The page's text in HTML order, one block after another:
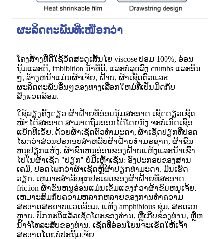
ຜະລິດຕະພັນທີ່ເໜືອກວ່າ
ໂຄງສ້າງທີ່ດີໃຊ້ວັດສະດຸເສັ້ນໄຍ viscose ປອມ 100%, ອ່ອນ
ນຸ້ມແລະດີ, imbibition ນ້ໍາທີ່ດີ, ແລະບໍ່ລຸດລົງ crumbs ແລະອື່ນ
ໆ, ລ້າງຫນ້າແມ່ນຜ້າເຈ້ຍ, ຝ້າຍ, ຜ້າເຊັດຕົວແລະ
ຜະລິດຕະພັນອື່ນໆຂອງທາງເລືອກໃຫມ່ທີ່ເປັນມິດກັບ
ສິ່ງແວດລ້ອມ.
ໃຊ້ພຽງຄັ້ງດຽວ ຜ້າຝ້າຍທີ່ອ່ອນນຸ້ມສະອາດ ເຊັດດຽວເຊັດ
ໜ້າໄດ້ສະອາດ ສາມາດຖິ້ມອອກໄດ້ໂດຍກົງ ຈະບໍ່ເກີດເຊື້ອ
ແບັກທີເຣັຍ. ດ້ວຍຜ້າເຊັດຕົວທໍາມະດາ, ຜ້າເຊັດປຽກທີ່ປອດ
ໄພກວ່າສ່ວນປະກອບສໍາຫລັບຜ້າຝ້າຍທໍາມະຊາດ, ຜ້າຂົນ
ຫນູປຽກແຫ້ງ, ຜ້າຂົນຫນູອ່ອນຂອງຝ້າຍແຫ້ງແລະນ້ໍາເຂົ້າ
ໄປໃນຜ້າເຊັດ "ປຽກ" ບໍ່ມີເຫຼົ້າເຊັ່ນ: ອົງປະກອບຂອງສານ
ເຄມີ, ປອດໄພກວ່າຜ້າເຊັດຫຼືຜ້າປຽກທໍາມະດາ. ມັນເຮັດ
ວຽກ. ເຫມາະສໍາລັບທຸກປະເພດຂອງຜ້າຝ້າຍທີ່ສະອາດ
friction ຜ້າຂົນຫນູອ່ອນແມ່ນເຂັ້ມແຂງກ່ວາຜ້າຂົນຫນູເຈ້ຍ,
ເຫມາະສົມກັບຄວາມຫລາກຫລາຍຂອງການທໍາຄວາມ
ສະອາດສະພາບແວດລ້ອມ, ແຫ້ງ amphibious ຊຸ່ມ, ສະດວກ
ຫຼາຍ. ປົກກະຕິແລ້ວເຊັດໂຕະຂອງທ່ານ, ຫຼືເກີບຂອງທ່ານ, ຫຼືຫ
ນ້າຈໍໂທລະສັບຂອງທ່ານ. ເຊັດທີ່ອ່ອນໂຍນຈະເຮັດໃຫ້ເຈົ້າ
ສະອາດໂດຍບໍ່ປະຖິ້ມເຈ້ຍ